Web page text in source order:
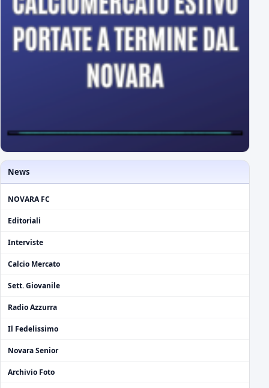
News
NOVARA FC
Editoriali
Interviste
Calcio Mercato
Sett. Giovanile
Radio Azzurra
Il Fedelissimo
Novara Senior
Archivio Foto